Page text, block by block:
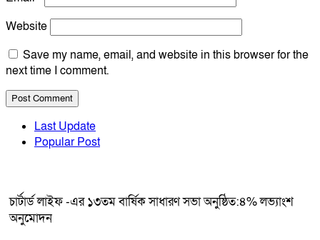
Website
Save my name, email, and website in this browser for the
next time I comment.
Last Update
Popular Post
চার্টার্ড লাইফ -এর ১৩তম বার্ষিক সাধারণ সভা অনুষ্ঠিত:৪% লভ্যাংশ
অনুমোদন